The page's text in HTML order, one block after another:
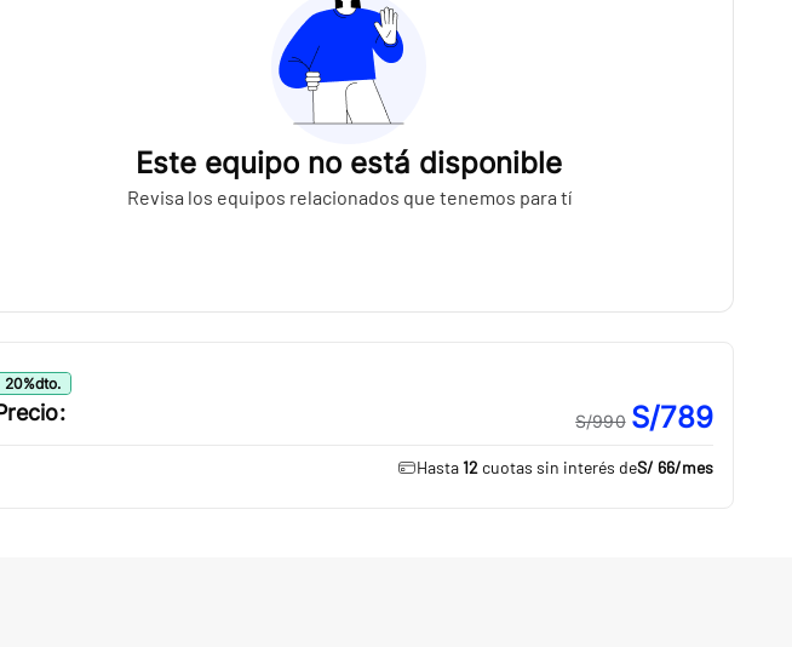
Este equipo no está disponible
Revisa los equipos relacionados que tenemos para tí
20%dto.
S/990 S/789
Hasta 12 cuotas sin interés deS/ 66/mes